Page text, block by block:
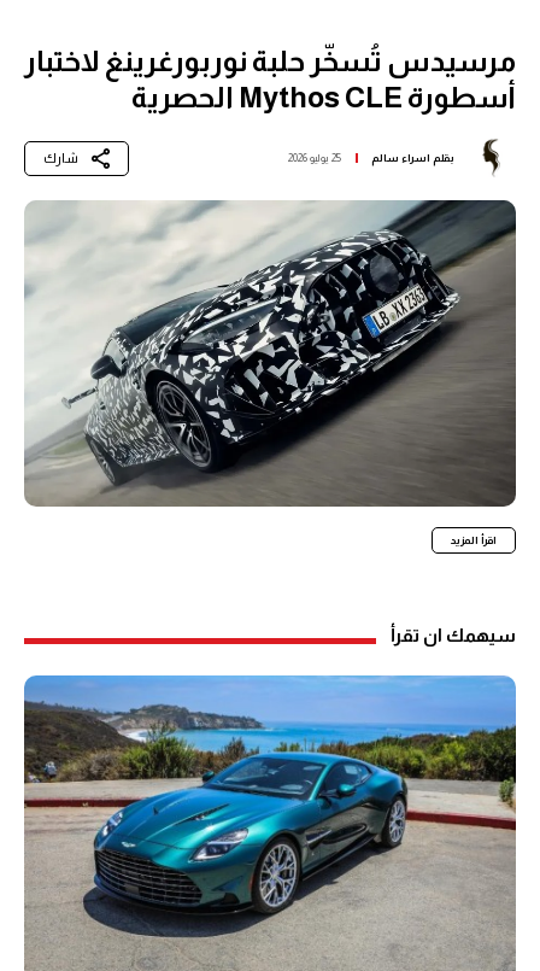
مرسيدس تُسخّر حلبة نوربورغرينغ لاختبار
أسطورة Mythos CLE الحصرية
بقلم اسراء سالم 25 يوليو 2026 شارك
اقرأ المزيد
سيهمك ان تقرأ